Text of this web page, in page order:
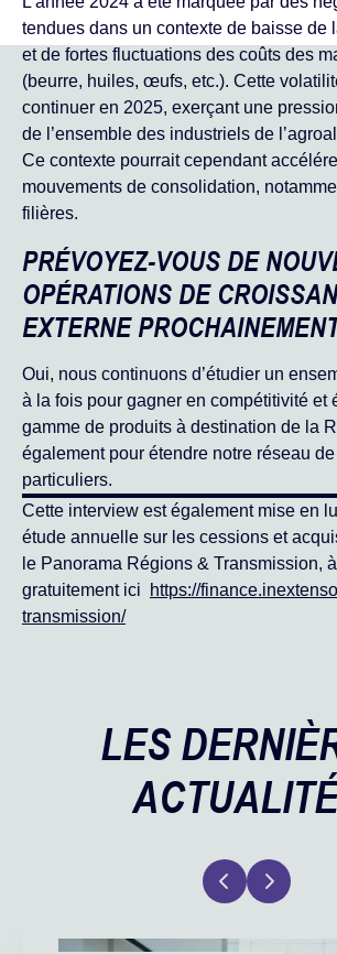
tendues dans un contexte de baisse de
et de fortes fluctuations des coûts des
(beurre, huiles, œufs, etc.). Cette
continuer en 2025, exerçant une
de l’ensemble des industriels de
Ce contexte pourrait cependant
mouvements de consolidation,
filières.
PRÉVOYEZ-VOUS DE
OPÉRATIONS DE
EXTERNE
Oui, nous continuons d’étudier un
à la fois pour gagner en compétitivité et
gamme de produits à destination de la
également pour étendre notre réseau
particuliers.
Cette interview est également mise en
étude annuelle sur les cessions et
le Panorama Régions & Transmission,
gratuitement ici
https://
transmission/
LES